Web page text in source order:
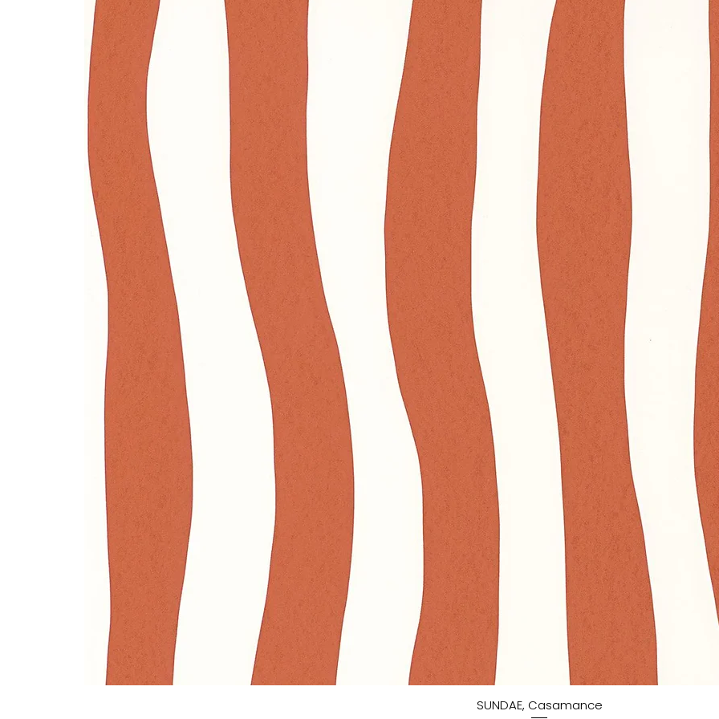
SUNDAE, Casamance